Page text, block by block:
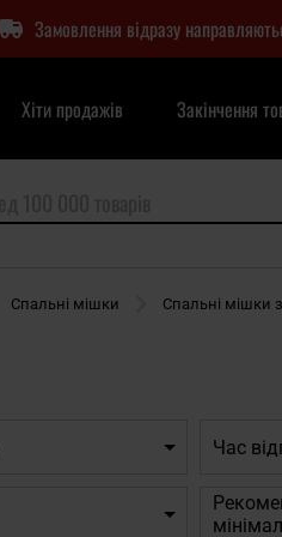
Замовлення відразу
Хіти продажів Закінчення
Спальні мішки Спальні мішки
Час